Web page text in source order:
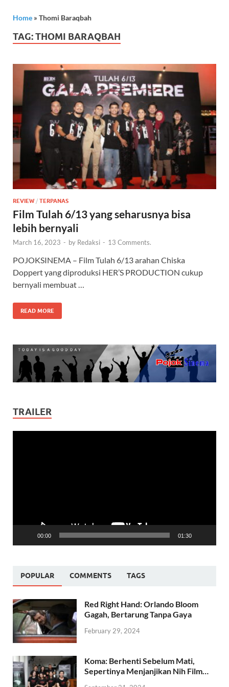
Home » Thomi Baraqbah
TAG:THOMI BARAQBAH
REVIEW / TERPANAS
Film Tulah 6/13 yang seharusnya bisa
lebih bernyali
March 16, 2023 - by Redaksi - 13 Comments.
POJOKSINEMA – Film Tulah 6/13 arahan Chiska
Doppert yang diproduksi HER’S PRODUCTION cukup
bernyali membuat …
READ MORE
TRAILER
00:00 01:30
POPULAR COMMENTS TAGS
Red Right Hand: Orlando Bloom
Gagah, Bertarung Tanpa Gaya
February 29, 2024
Koma: Berhenti Sebelum Mati,
Sepertinya Menjanjikan Nih Film…